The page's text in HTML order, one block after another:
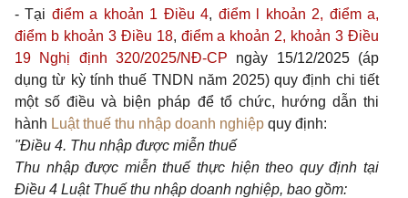
- Tại điểm a khoản 1 Điều 4, điểm l khoản 2, điểm a,
điểm b khoản 3 Điều 18, điểm a khoản 2, khoản 3 Điều
19 Nghị định 320/2025/NĐ-CP ngày 15/12/2025 (áp
dụng từ kỳ tính thuế TNDN năm 2025) quy định chi tiết
một số điều và biện pháp để tổ chức, hướng dẫn thi
hành Luật thuế thu nhập doanh nghiệp quy định:
"Điều 4. Thu nhập được miễn thuế
Thu nhập được miễn thuế thực hiện theo quy định tại
Điều 4 Luật Thuế thu nhập doanh nghiệp, bao gồm: